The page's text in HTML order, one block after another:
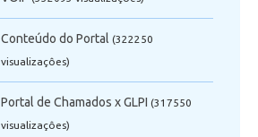
Conteúdo do Portal (322250
visualizaçôes)
Portal de Chamados x GLPI (317550
visualizaçôes)